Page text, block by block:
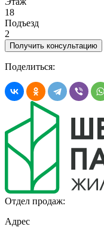
18
Подъезд
2
Получить консультацию
Поделиться:
Отдел продаж:
Адрес